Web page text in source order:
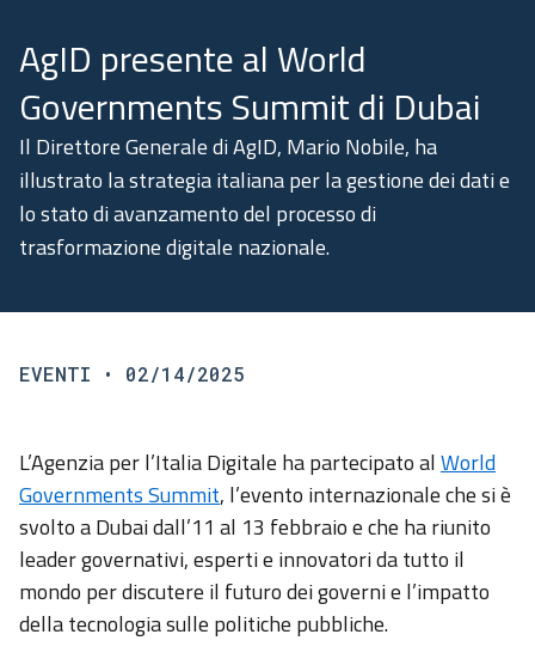
AgID presente al World
Governments Summit di Dubai
Il Direttore Generale di AgID, Mario Nobile, ha
illustrato la strategia italiana per la gestione dei dati e
lo stato di avanzamento del processo di
trasformazione digitale nazionale.
EVENTI • 02/14/2025
L’Agenzia per l’Italia Digitale ha partecipato alWorld
Governments Summit, l’evento internazionale che si è
svolto a Dubai dall’11 al 13 febbraio e che ha riunito
leader governativi, esperti e innovatori da tutto il
mondo per discutere il futuro dei governi e l’impatto
della tecnologia sulle politiche pubbliche.